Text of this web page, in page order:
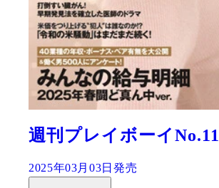
週刊プレイボーイNo.11
2025年03月03日発売